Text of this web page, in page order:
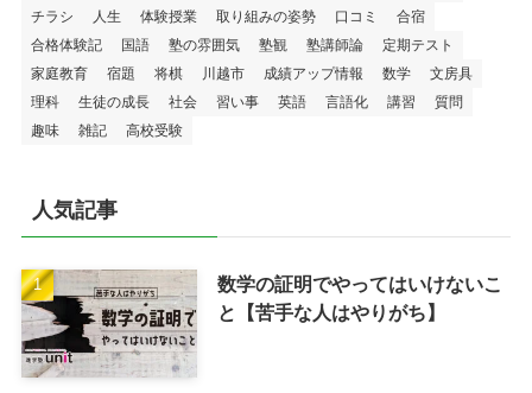
チラシ
人生 体験授業 取り組みの姿勢 口コミ
合宿
合格体験記
国語 塾の雰囲気 塾観 塾講師論
定期テスト
家庭教育
宿題 将棋 川越市 成績アップ情報 数学
文房具
理科
生徒の成長 社会 習い事 英語 言語化 講習
質問
趣味
雑記 高校受験
人気記事
数学の証明でやってはいけないこ
と【苦手な人はやりがち】